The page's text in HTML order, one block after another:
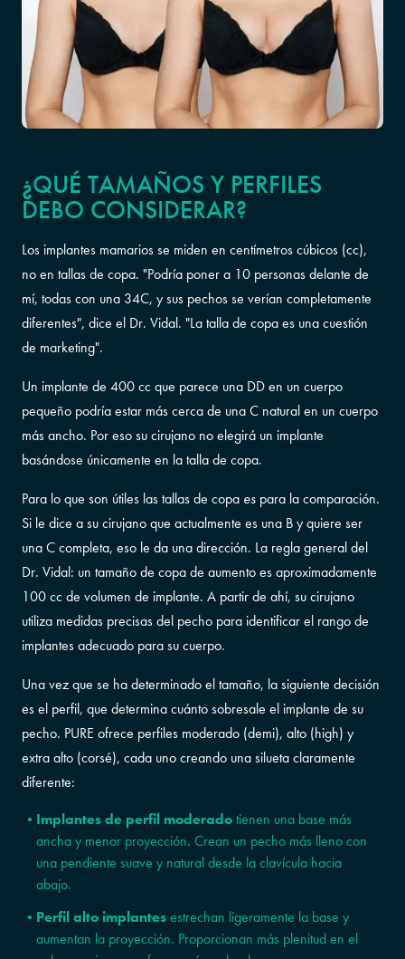
¿QUÉ TAMAÑOS Y PERFILES
DEBO CONSIDERAR?
Los implantes mamarios se miden en centímetros cúbicos (cc),
no en tallas de copa. "Podría poner a 10 personas delante de
mí, todas con una 34C, y sus pechos se verían completamente
diferentes", dice el Dr. Vidal. "La talla de copa es una cuestión
de marketing".
Un implante de 400 cc que parece una DD en un cuerpo
pequeño podría estar más cerca de una C natural en un cuerpo
más ancho. Por eso su cirujano no elegirá un implante
basándose únicamente en la talla de copa.
Para lo que son útiles las tallas de copa es para la comparación.
Si le dice a su cirujano que actualmente es una B y quiere ser
una C completa, eso le da una dirección. La regla general del
Dr. Vidal: un tamaño de copa de aumento es aproximadamente
100 cc de volumen de implante. A partir de ahí, su cirujano
utiliza medidas precisas del pecho para identificar el rango de
implantes adecuado para su cuerpo.
Una vez que se ha determinado el tamaño, la siguiente decisión
es el perfil, que determina cuánto sobresale el implante de su
pecho. PURE ofrece perfiles moderado (demi), alto (high) y
extra alto (corsé), cada uno creando una silueta claramente
diferente:
Implantes de perfil moderadotienen una base más
ancha y menor proyección. Crean un pecho más lleno con
una pendiente suave y natural desde la clavícula hacia
abajo.
Perfil alto implantesestrechan ligeramente la base y
aumentan la proyección. Proporcionan más plenitud en el